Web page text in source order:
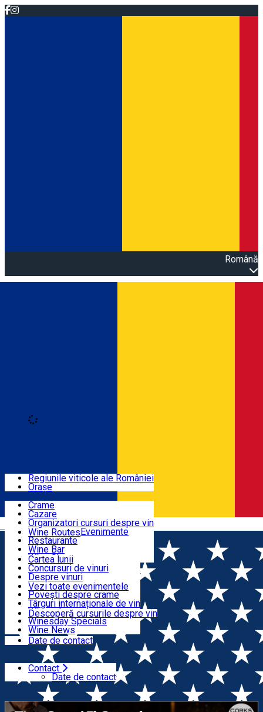
Română
Română
Locuri cu vin
Rute
Articole
Evenimente
Cursuri despre vin
Contact
Regiunile viticole ale României
Orașe
Crame
Cazare
Organizatori cursuri despre vin
Organizatori Evenimente
Restaurante
Wine Bar
Wine Shops
Wine Routes
Cartea lunii
Concursuri de vinuri
Despre vinuri
Lansări de vinuri
Povești despre crame
Târguri internaționale de vin
Wine tales
Winesday Specials
Wine News
Vezi toate evenimentele
Descoperă cursurile despre vin
Date de contact
Contact
Date de contact
Acasă Degustare de vin
Ziua Cava | El Cortador |
Tăiere Jamón Live (București)